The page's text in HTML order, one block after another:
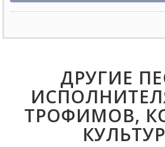
ДРУГИЕ
ТРОФИМОВ,